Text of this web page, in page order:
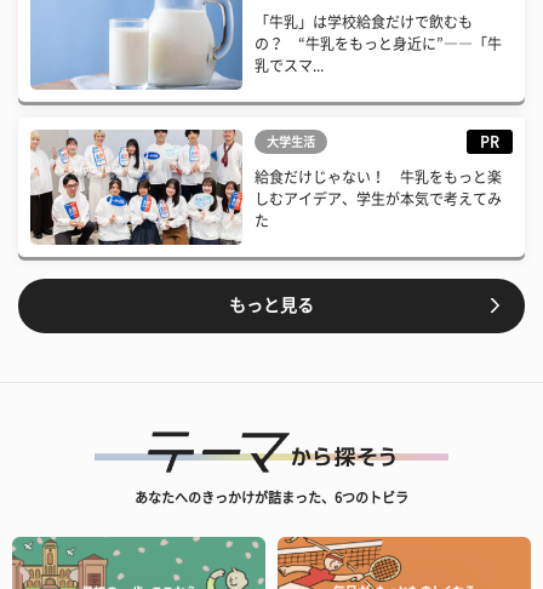
「牛乳」は学校給食だけで飲むも
の？ “牛乳をもっと身近に”――「牛
乳でスマ...
大学生活 PR
給食だけじゃない！ 牛乳をもっと楽
しむアイデア、学生が本気で考えてみ
た
もっと見る
あなたへのきっかけが詰まった、6つのトビラ